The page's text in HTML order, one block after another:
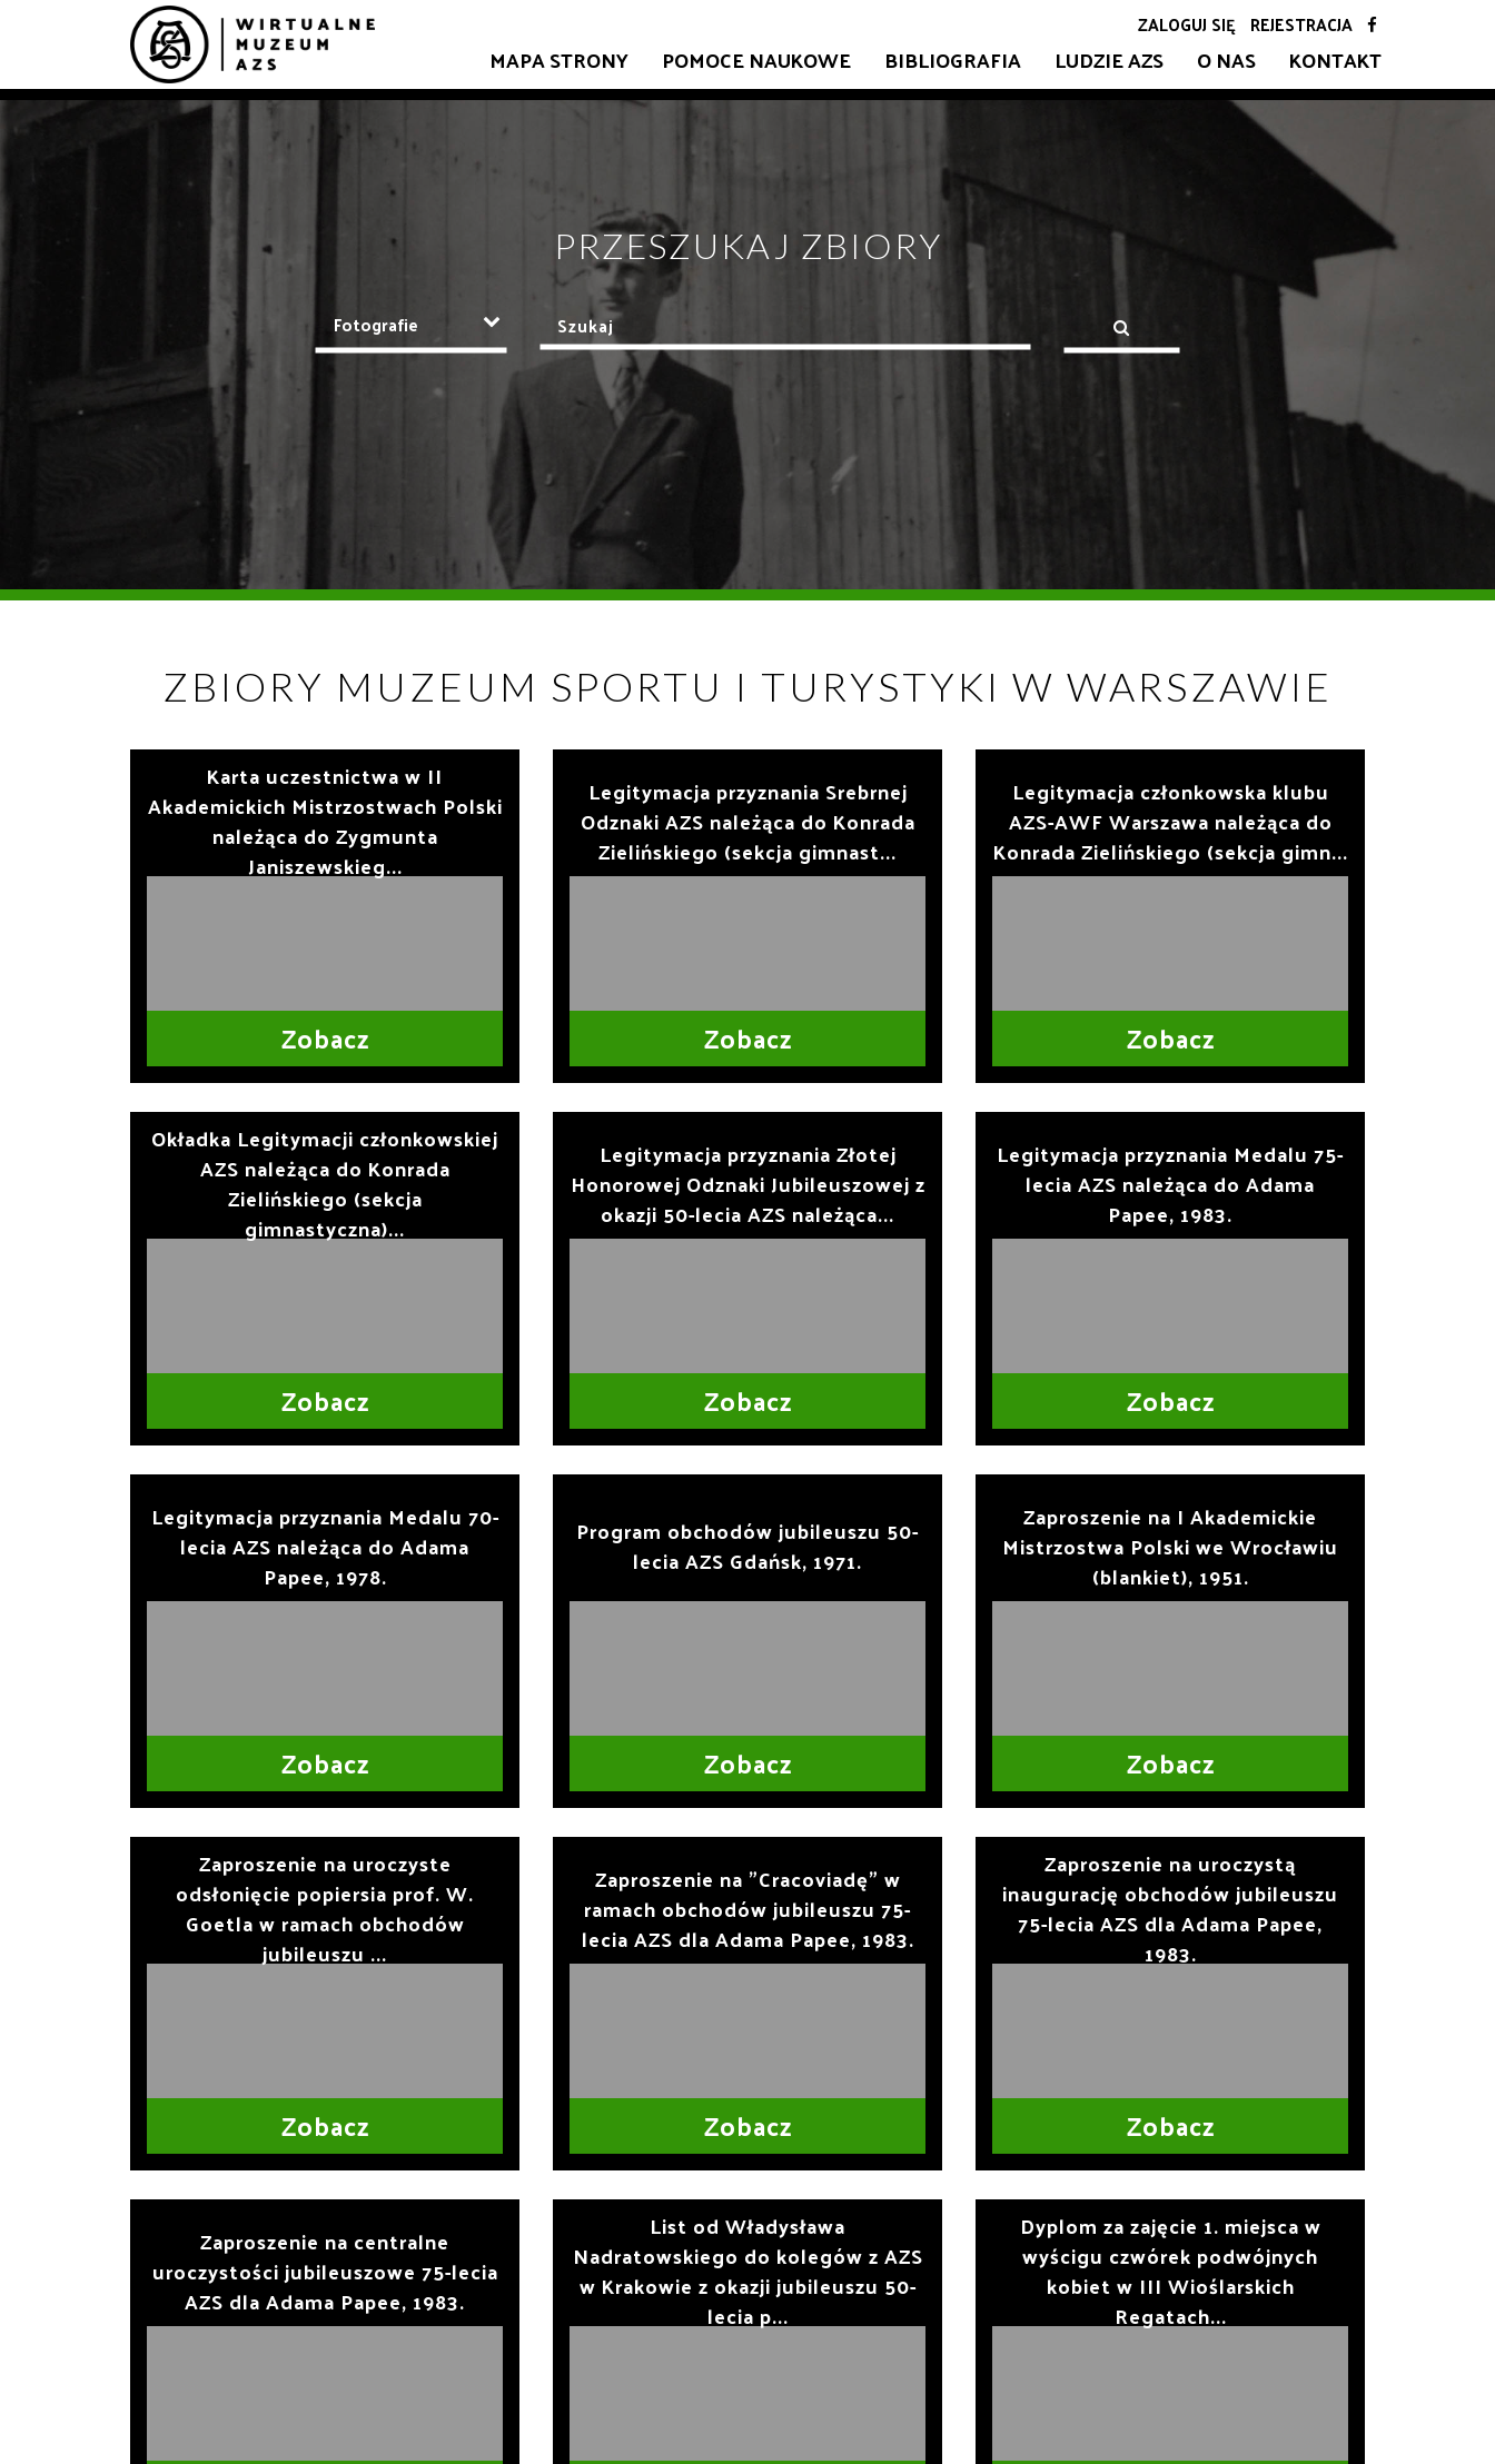
ZALOGUJ SIĘ REJESTRACJA
MAPA STRONY POMOCE NAUKOWE BIBLIOGRAFIA LUDZIE AZS O NAS KONTAKT
PRZESZUKAJ ZBIORY
ZBIORY MUZEUM SPORTU I TURYSTYKI W WARSZAWIE
Karta uczestnictwa w II
Akademickich Mistrzostwach Polski
należąca do Zygmunta
Janiszewskieg...
Zobacz
Legitymacja przyznania Srebrnej
Odznaki AZS należąca do Konrada
Zielińskiego (sekcja gimnast...
Zobacz
Legitymacja członkowska klubu
AZS-AWF Warszawa należąca do
Konrada Zielińskiego (sekcja gimn...
Zobacz
Okładka Legitymacji członkowskiej
AZS należąca do Konrada
Zielińskiego (sekcja
gimnastyczna)...
Zobacz
Legitymacja przyznania Złotej
Honorowej Odznaki Jubileuszowej z
okazji 50-lecia AZS należąca...
Zobacz
Legitymacja przyznania Medalu 75-
lecia AZS należąca do Adama
Papee, 1983.
Zobacz
Legitymacja przyznania Medalu 70-
lecia AZS należąca do Adama
Papee, 1978.
Zobacz
Program obchodów jubileuszu 50-
lecia AZS Gdańsk, 1971.
Zobacz
Zaproszenie na I Akademickie
Mistrzostwa Polski we Wrocławiu
(blankiet), 1951.
Zobacz
Zaproszenie na uroczyste
odsłonięcie popiersia prof. W.
Goetla w ramach obchodów
jubileuszu ...
Zobacz
Zaproszenie na "Cracoviadę" w
ramach obchodów jubileuszu 75-
lecia AZS dla Adama Papee, 1983.
Zobacz
Zaproszenie na uroczystą
inaugurację obchodów jubileuszu
75-lecia AZS dla Adama Papee,
1983.
Zobacz
Zaproszenie na centralne
uroczystości jubileuszowe 75-lecia
AZS dla Adama Papee, 1983.
List od Władysława
Nadratowskiego do kolegów z AZS
w Krakowie z okazji jubileuszu 50-
lecia p...
Dyplom za zajęcie 1. miejsca w
wyścigu czwórek podwójnych
kobiet w III Wioślarskich
Regatach...